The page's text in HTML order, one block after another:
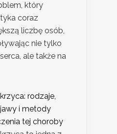
który
coraz
liczbę osób,
nie tylko
ale także na
rodzaje,
i metody
tej choroby